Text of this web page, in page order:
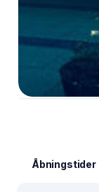
Åbningstider